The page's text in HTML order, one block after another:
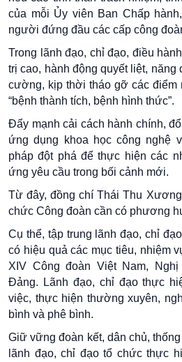
của mỗi Ủy viên Ban Chấp
người đứng đầu các cấp công
Trong lãnh đạo, chỉ đạo, điều
trị cao, hành động quyết liệt,
cường, kịp thời tháo gỡ các điểm
“bệnh thành tích, bệnh hình thức”.
Đẩy mạnh cải cách hành chính,
ứng dụng khoa học công nghệ
pháp đột phá để thực hiện các
ứng yêu cầu trong bối cảnh mới.
Từ đây, đồng chí Thái Thu
chức Công đoàn cần có phương
Cụ thể, tập trung lãnh đạo, chỉ
có hiệu quả các mục tiêu, nhiệm
XIV Công đoàn Việt Nam,
Đảng. Lãnh đạo, chỉ đạo thực
việc, thực hiện thường xuyên,
bình và phê bình.
Giữ vững đoàn kết, dân chủ,
lãnh đạo, chỉ đạo tổ chức thực